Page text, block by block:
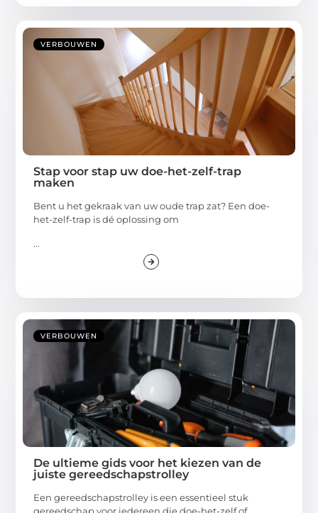
VERBOUWEN
Stap voor stap uw doe-het-zelf-trap
maken
Bent u het gekraak van uw oude trap zat? Een doe-
het-zelf-trap is dé oplossing om
...
VERBOUWEN
De ultieme gids voor het kiezen van de
juiste gereedschapstrolley
Een gereedschapstrolley is een essentieel stuk
gereedschap voor iedereen die doe-het-zelf of